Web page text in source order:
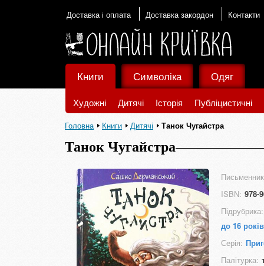
Доставка і оплата Доставка закордон Контакти
Книги
Художні Дитячі Історія Публіцистичні
Символіка Одяг
Головна Книги Дитячі Танок Чугайстра
Танок Чугайстра
ISBN: 978-
Підрубрика:
до 16 років
Серія:
Палітурка: